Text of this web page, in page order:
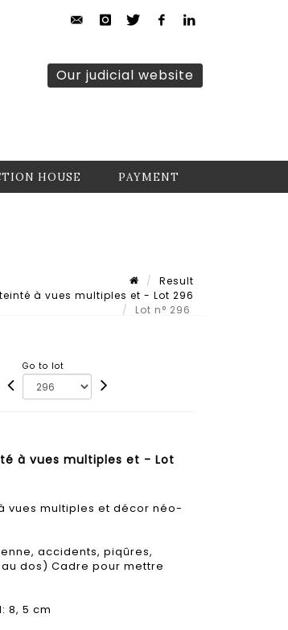
Our judicial website
HOUSE PAYMENT
Result
à vues multiples et - Lot 296
Lot n° 296
Go to lot
à vues multiples et - Lot
vues multiples et décor néo-
accidents, piqûres,
dos) Cadre pour mettre
8, 5 cm